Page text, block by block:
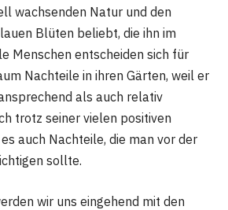
wachsenden Natur und den
Blüten beliebt, die ihn im
Menschen entscheiden sich für
Nachteile in ihren Gärten, weil er
als auch relativ
trotz seiner vielen positiven
auch Nachteile, die man vor der
sollte.
wir uns eingehend mit den